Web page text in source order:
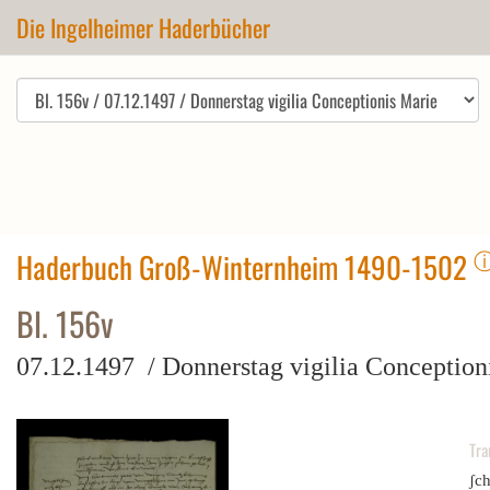
Die Ingelheimer Haderbücher
Haderbuch Groß-Winternheim 1490-1502
Bl. 156v
07.12.1497 / Donnerstag vigilia